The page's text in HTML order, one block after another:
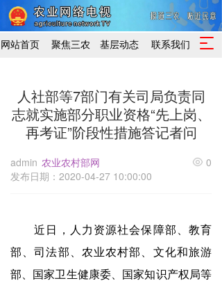
网站首页 聚焦三农 基层动态 联系我们
T
l
i
o
n
人社部等7部门有关司局负责同
志就实施部分职业资格“先上岗、
再考证”阶段性措施答记者问
admin 农业农村部网
发布日期：2020-04-27 10:00:00
0
近日，人力资源社会保障部、教育
部、司法部、农业农村部、文化和旅游
部、国家卫生健康委、国家知识产权局等